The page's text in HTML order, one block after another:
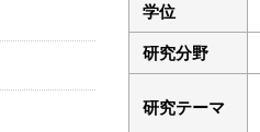
学位
研究分野
研究テーマ